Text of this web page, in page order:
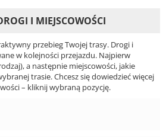
I MIEJSCOWOŚCI
przebieg Twojej trasy. Drogi i
w kolejności przejazdu. Najpierw
a następnie miejscowości, jakie
trasie. Chcesz się dowiedzieć więcej
– kliknij wybraną pozycję.